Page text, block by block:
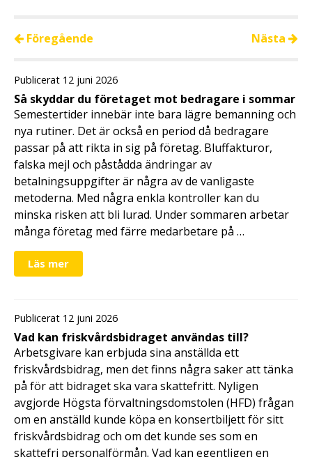
Föregående Nästa
Publicerat 12 juni 2026
Så skyddar du företaget mot bedragare i sommar
Semestertider innebär inte bara lägre bemanning och
nya rutiner. Det är också en period då bedragare
passar på att rikta in sig på företag. Bluffakturor,
falska mejl och påstådda ändringar av
betalningsuppgifter är några av de vanligaste
metoderna. Med några enkla kontroller kan du
minska risken att bli lurad. Under sommaren arbetar
många företag med färre medarbetare på …
Läs mer
Publicerat 12 juni 2026
Vad kan friskvårdsbidraget användas till?
Arbetsgivare kan erbjuda sina anställda ett
friskvårdsbidrag, men det finns några saker att tänka
på för att bidraget ska vara skattefritt. Nyligen
avgjorde Högsta förvaltningsdomstolen (HFD) frågan
om en anställd kunde köpa en konsertbiljett för sitt
friskvårdsbidrag och om det kunde ses som en
skattefri personalförmån. Vad kan egentligen en